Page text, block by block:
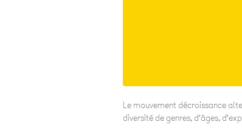
Le mouvement décroissance
diversité de genres, d’âges,